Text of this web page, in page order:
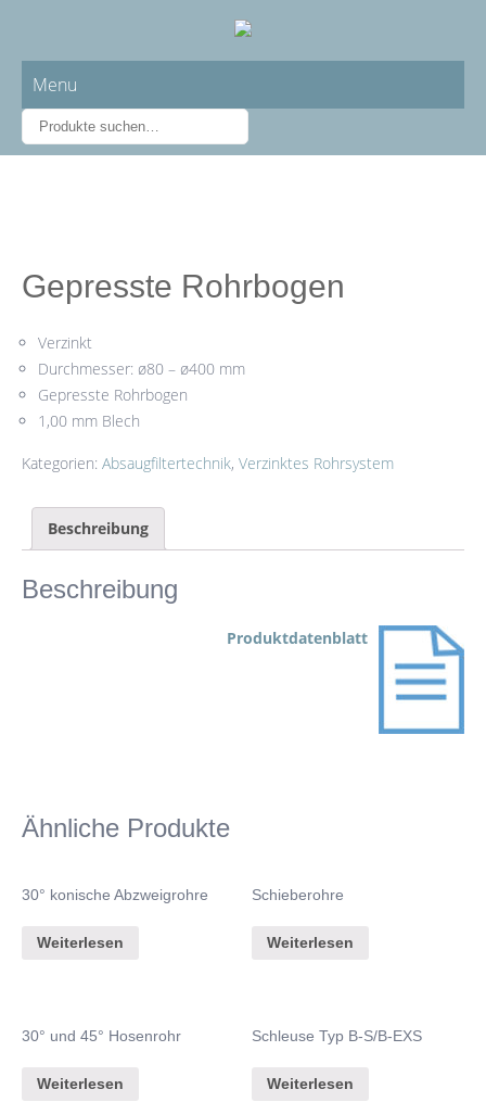
Menu
Gepresste Rohrbogen
Verzinkt
Durchmesser: ø80 – ø400 mm
Gepresste Rohrbogen
1,00 mm Blech
Kategorien: Absaugfiltertechnik, Verzinktes Rohrsystem
Beschreibung
Beschreibung
Produktdatenblatt
Ähnliche Produkte
30° konische Abzweigrohre
Weiterlesen
Schieberohre
Weiterlesen
30° und 45° Hosenrohr
Weiterlesen
Schleuse Typ B-S/B-EXS
Weiterlesen